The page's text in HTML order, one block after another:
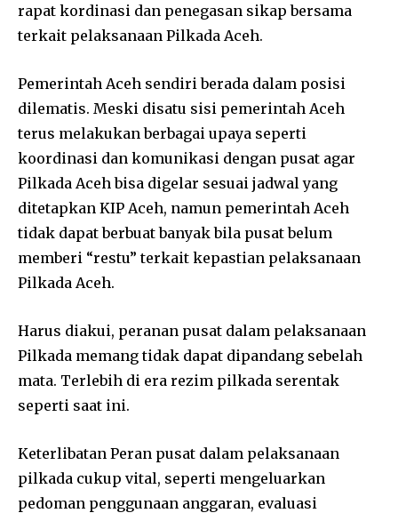
rapat kordinasi dan penegasan sikap bersama
terkait pelaksanaan Pilkada Aceh.
Pemerintah Aceh sendiri berada dalam posisi
dilematis. Meski disatu sisi pemerintah Aceh
terus melakukan berbagai upaya seperti
koordinasi dan komunikasi dengan pusat agar
Pilkada Aceh bisa digelar sesuai jadwal yang
ditetapkan KIP Aceh, namun pemerintah Aceh
tidak dapat berbuat banyak bila pusat belum
memberi “restu” terkait kepastian pelaksanaan
Pilkada Aceh.
Harus diakui, peranan pusat dalam pelaksanaan
Pilkada memang tidak dapat dipandang sebelah
mata. Terlebih di era rezim pilkada serentak
seperti saat ini.
Keterlibatan Peran pusat dalam pelaksanaan
pilkada cukup vital, seperti mengeluarkan
pedoman penggunaan anggaran, evaluasi